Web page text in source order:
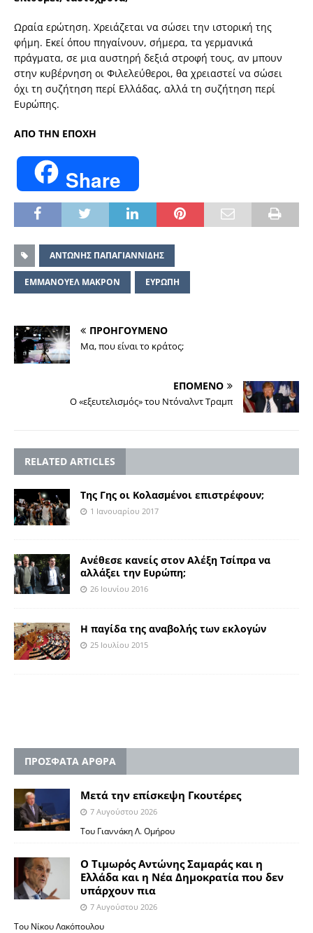
Ωραία ερώτηση. Χρειάζεται να σώσει την ιστορική της
φήμη. Εκεί όπου πηγαίνουν, σήμερα, τα γερμανικά
πράγματα, σε μια αυστηρή δεξιά στροφή τους, αν μπουν
στην κυβέρνηση οι Φιλελεύθεροι, θα χρειαστεί να σώσει
όχι τη συζήτηση περί Ελλάδας, αλλά τη συζήτηση περί
Ευρώπης.
ΑΠΟ ΤΗΝ ΕΠΟΧΗ
Share
ΑΝΤΩΝΗΣ ΠΑΠΑΓΙΑΝΝΙΔΗΣ
ΕΜΜΑΝΟΥΕΛ ΜΑΚΡΟΝ ΕΥΡΩΠΗ
ΠΡΟΗΓΟΥΜΕΝΟ
Μα, που είναι το κράτος;
ΕΠΟΜΕΝΟ
Ο «εξευτελισμός» του Ντόναλντ Τραμπ
RELATED ARTICLES
Της Γης οι Κολασμένοι επιστρέφουν;
1 Ιανουαρίου 2017
Ανέθεσε κανείς στον Αλέξη Τσίπρα να
αλλάξει την Ευρώπη;
26 Ιουνίου 2016
Η παγίδα της αναβολής των εκλογών
25 Ιουλίου 2015
ΠΡΟΣΦΑΤΑ ΑΡΘΡΑ
Μετά την επίσκεψη Γκουτέρες
7 Αυγούστου 2026
Του Γιαννάκη Λ. Ομήρου
Ο Τιμωρός Αντώνης Σαμαράς και η
Ελλάδα και η Νέα Δημοκρατία που δεν
υπάρχουν πια
7 Αυγούστου 2026
Του Νίκου Λακόπουλου